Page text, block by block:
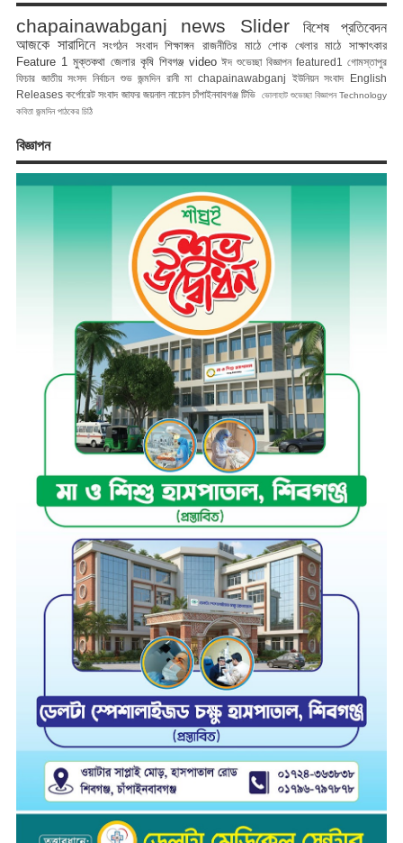
chapainawabganj news Slider
বিশেষ প্রতিবেদন
আজকে সারাদিনে সংগঠন সংবাদ শিক্ষাঙ্গন রাজনীতির মাঠে শোক খেলার মাঠে
সাক্ষাৎকার
Feature 1 মুক্তকথা জেলার কৃষি শিবগঞ্জ video ঈদ শুভেচ্ছা বিজ্ঞাপন featured1
গোমস্তাপুর
ফিচার জাতীয় সংসদ নির্বাচন শুভ জন্মদিন রানী মা chapainawabganj ইউনিয়ন সংবাদ English
Releases কর্পোরেট সংবাদ জাফর জয়নাল নাচোল চাঁপাইনবাবগঞ্জ টিভি ভোলাহাট শুভেচ্ছা বিজ্ঞাপন Technology
কবিতা জন্মদিন পাঠকের চিঠি
বিজ্ঞাপন